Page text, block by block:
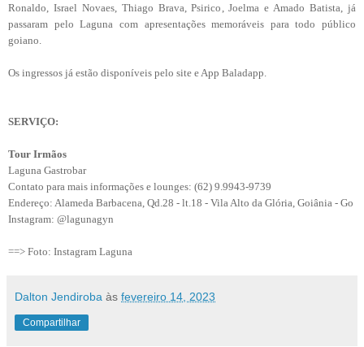
Ronaldo, Israel Novaes, Thiago Brava, Psirico, Joelma e Amado Batista, já
passaram pelo Laguna com apresentações memoráveis para todo público
goiano.
Os ingressos já estão disponíveis pelo site e App Baladapp.
SERVIÇO:
Tour Irmãos
Laguna Gastrobar
Contato para mais informações e lounges: (62) 9.9943-9739
Endereço: Alameda Barbacena, Qd.28 - lt.18 - Vila Alto da Glória, Goiânia - Go
Instagram: @lagunagyn
==> Foto: Instagram Laguna
Dalton Jendiroba às fevereiro 14, 2023
Compartilhar